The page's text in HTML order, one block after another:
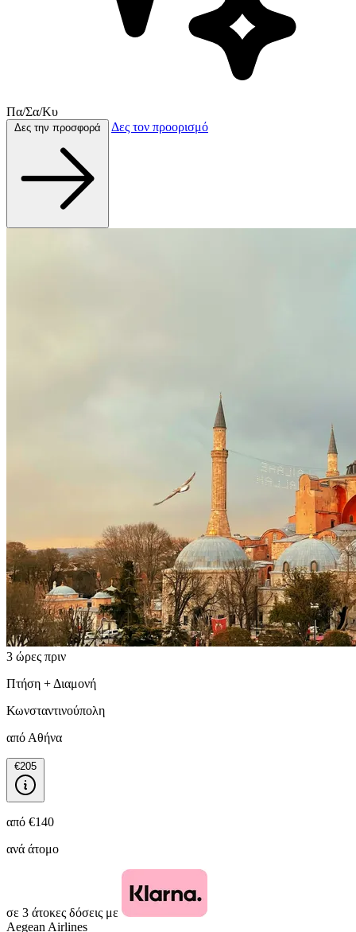
Πα/Σα/Κυ
Δες την προσφορά Δες τον προορισμό
3 ώρες πριν
Πτήση + Διαμονή
Κωνσταντινούπολη
από Αθήνα
€205
από €140
ανά άτομο
σε 3 άτοκες δόσεις με
Aegean Airlines